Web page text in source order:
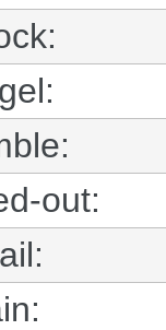
out: